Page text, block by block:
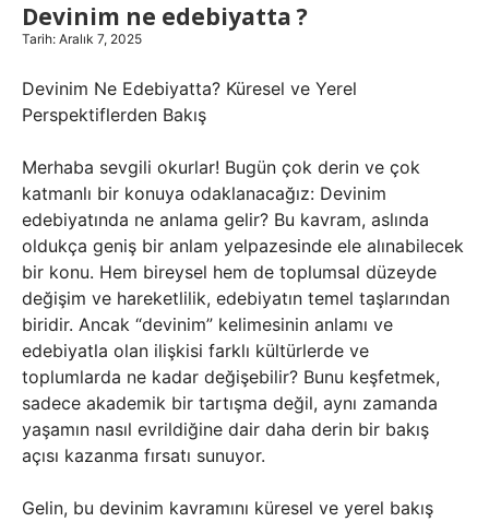
Hakkımızda
Devinim ne edebiyatta ?
Tarih: Aralık 7, 2025
Devinim Ne Edebiyatta? Küresel ve Yerel
Perspektiflerden Bakış
Merhaba sevgili okurlar! Bugün çok derin ve çok
katmanlı bir konuya odaklanacağız: Devinim
edebiyatında ne anlama gelir? Bu kavram, aslında
oldukça geniş bir anlam yelpazesinde ele alınabilecek
bir konu. Hem bireysel hem de toplumsal düzeyde
değişim ve hareketlilik, edebiyatın temel taşlarından
biridir. Ancak “devinim” kelimesinin anlamı ve
edebiyatla olan ilişkisi farklı kültürlerde ve
toplumlarda ne kadar değişebilir? Bunu keşfetmek,
sadece akademik bir tartışma değil, aynı zamanda
yaşamın nasıl evrildiğine dair daha derin bir bakış
açısı kazanma fırsatı sunuyor.
Gelin, bu devinim kavramını küresel ve yerel bakış